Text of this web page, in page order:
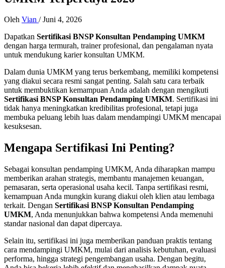
Oleh Vian /Juni 4, 2026
Dapatkan Sertifikasi BNSP Konsultan Pendamping UMKM
dengan harga termurah, trainer profesional, dan pengalaman nyata
untuk mendukung karier konsultan UMKM.
Dalam dunia UMKM yang terus berkembang, memiliki kompetensi
yang diakui secara resmi sangat penting. Salah satu cara terbaik
untuk membuktikan kemampuan Anda adalah dengan mengikuti
Sertifikasi BNSP Konsultan Pendamping UMKM. Sertifikasi ini
tidak hanya meningkatkan kredibilitas profesional, tetapi juga
membuka peluang lebih luas dalam mendampingi UMKM mencapai
kesuksesan.
Mengapa Sertifikasi Ini Penting?
Sebagai konsultan pendamping UMKM, Anda diharapkan mampu
memberikan arahan strategis, membantu manajemen keuangan,
pemasaran, serta operasional usaha kecil. Tanpa sertifikasi resmi,
kemampuan Anda mungkin kurang diakui oleh klien atau lembaga
terkait. Dengan Sertifikasi BNSP Konsultan Pendamping
UMKM, Anda menunjukkan bahwa kompetensi Anda memenuhi
standar nasional dan dapat dipercaya.
Selain itu, sertifikasi ini juga memberikan panduan praktis tentang
cara mendampingi UMKM, mulai dari analisis kebutuhan, evaluasi
performa, hingga strategi pengembangan usaha. Dengan begitu,